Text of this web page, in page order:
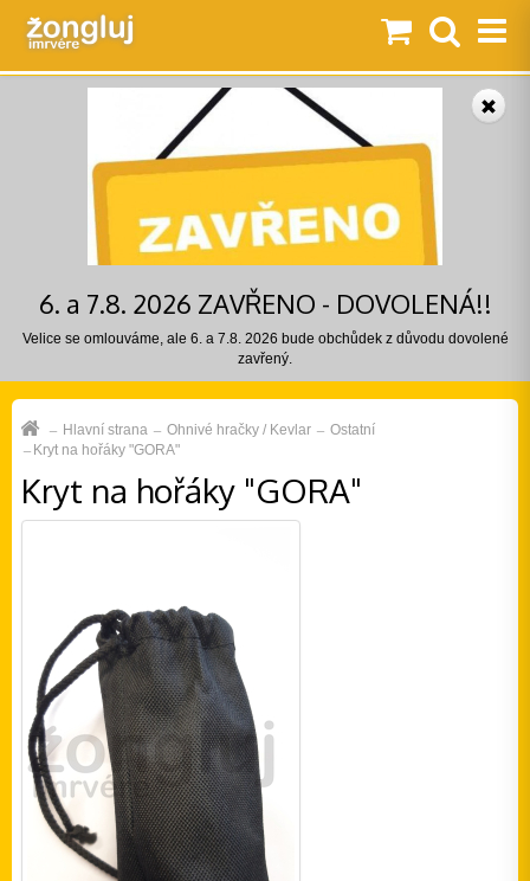
6. a 7.8. 2026 ZAVŘENO - DOVOLENÁ!!
Velice se omlouváme, ale 6. a 7.8. 2026 bude obchůdek z důvodu dovolené
zavřený.
Hlavní strana Ohnivé hračky / Kevlar
Ostatní
Kryt na hořáky "GORA"
Kryt na hořáky "GORA"